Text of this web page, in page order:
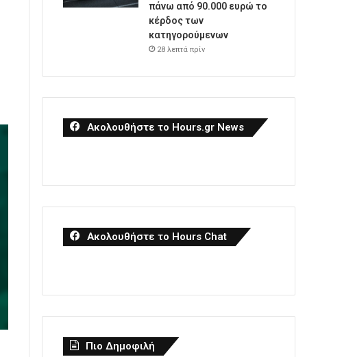
πάνω από 90.000 ευρώ το
κέρδος των
κατηγορούμενων
28 λεπτά πρίν
Ακολουθήστε το Hours.gr News
Ακολουθήστε το Hours Chat
Πιο Δημοφιλή